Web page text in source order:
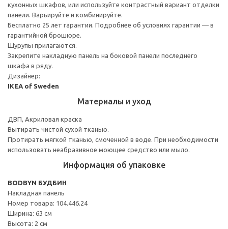
кухонных шкафов, или используйте контрастный вариант отделки
панели. Варьируйте и комбинируйте.
Бесплатно 25 лет гарантии. Подробнее об условиях гарантии — в
гарантийной брошюре.
Шурупы прилагаются.
Закрепите накладную панель на боковой панели последнего
шкафа в ряду.
Дизайнер:
IKEA of Sweden
Материалы и уход
ДВП, Акриловая краска
Вытирать чистой сухой тканью.
Протирать мягкой тканью, смоченной в воде. При необходимости
использовать неабразивное моющее средство или мыло.
Информация об упаковке
BODBYN БУДБИН
Накладная панель
Номер товара: 104.446.24
Ширина: 63 см
Высота: 2 см